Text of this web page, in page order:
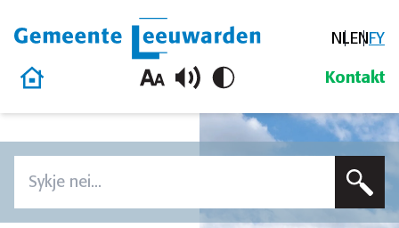
Gemeente Leeuwarden NLENFY
Thús
Kontakt